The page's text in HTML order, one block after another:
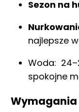
Sezon na
najlepsze
Woda:
spokojne